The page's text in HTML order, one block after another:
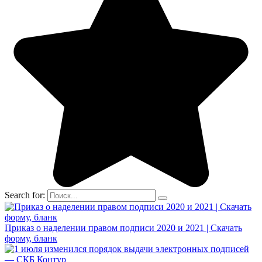
Search for:
Приказ о наделении правом подписи 2020 и 2021 | Скачать
форму, бланк